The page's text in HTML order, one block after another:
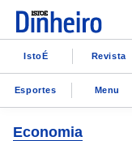
IstoÉ Revista
Esportes Menu
Economia